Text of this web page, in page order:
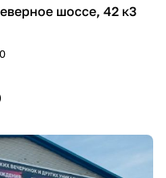
шоссе, 42 к3